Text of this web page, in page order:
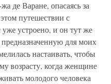
де Варане, опасаясь за
путешествии с
уже устроено, и он тут же
для моих
настаивать, чтобы
возрасту, когда женщине
молодого человека